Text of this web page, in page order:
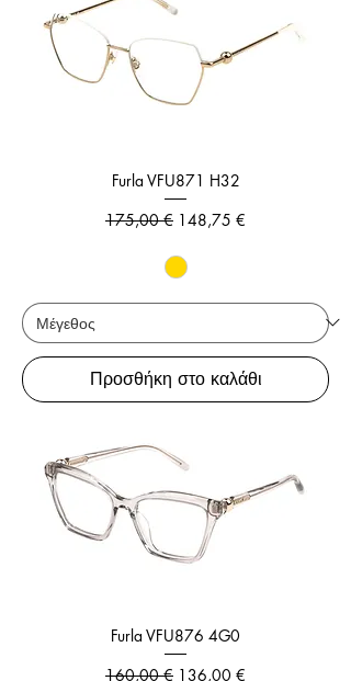
Furla VFU871 H32
Κανονική τιμή
175,00 € Τιμή Έκπτωσης
148,75 €
Προσθήκη στο καλάθι
Furla VFU876 4G0
Κανονική τιμή
160,00 € Τιμή Έκπτωσης
136,00 €